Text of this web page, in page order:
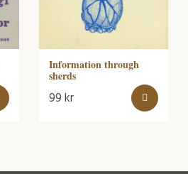
Information through
sherds
99kr